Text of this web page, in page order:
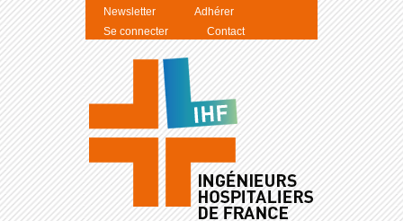
Newsletter
Adhérer
Se connecter
Contact